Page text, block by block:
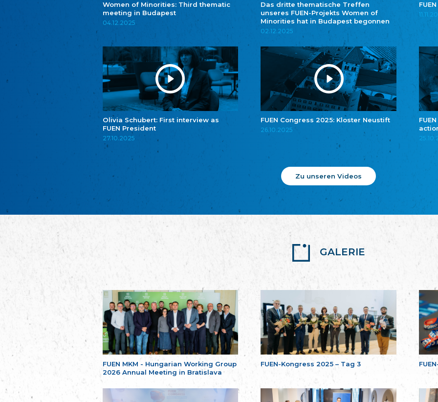
Women of Minorities: Third thematic
meeting in Budapest
04.12.2025
Das dritte thematische Treffen
unseres FUEN-Projekts Women of
Minorities hat in Budapest begonnen
02.12.2025
Olivia Schubert: First interview as
FUEN President
27.10.2025
FUEN Congress 2025: Kloster Neustift
26.10.2025
Zu unseren Videos
GALERIE
FUEN MKM - Hungarian Working Group
2026 Annual Meeting in Bratislava
FUEN-Kongress 2025 – Tag 3